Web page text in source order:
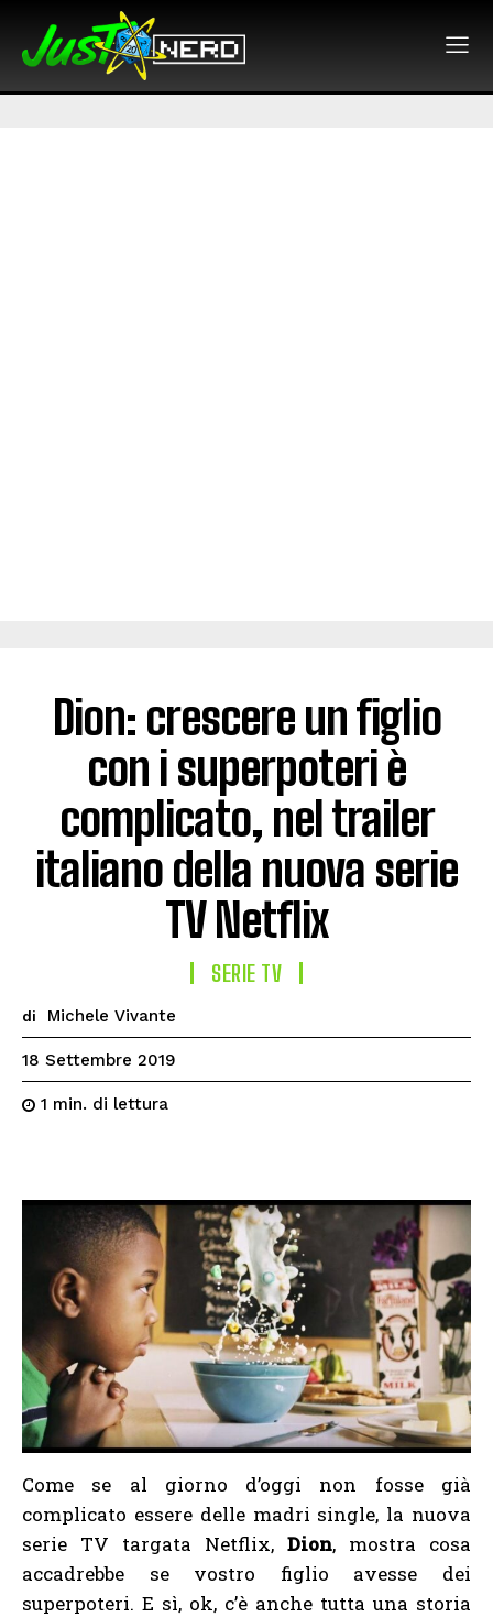
Dion: crescere un figlio
con i superpoteri è
complicato, nel trailer
italiano della nuova serie
TV Netflix
SERIE TV
di Michele Vivante
18 Settembre 2019
1 min. di lettura
Come se al giorno d’oggi non fosse già
complicato essere delle madri single, la nuova
serie TV targata Netflix, Dion, mostra cosa
accadrebbe se vostro figlio avesse dei
superpoteri. E sì, ok, c’è anche tutta una storia